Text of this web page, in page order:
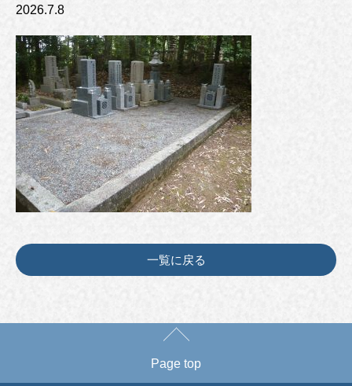
2026.7.8
一覧に戻る
Page top